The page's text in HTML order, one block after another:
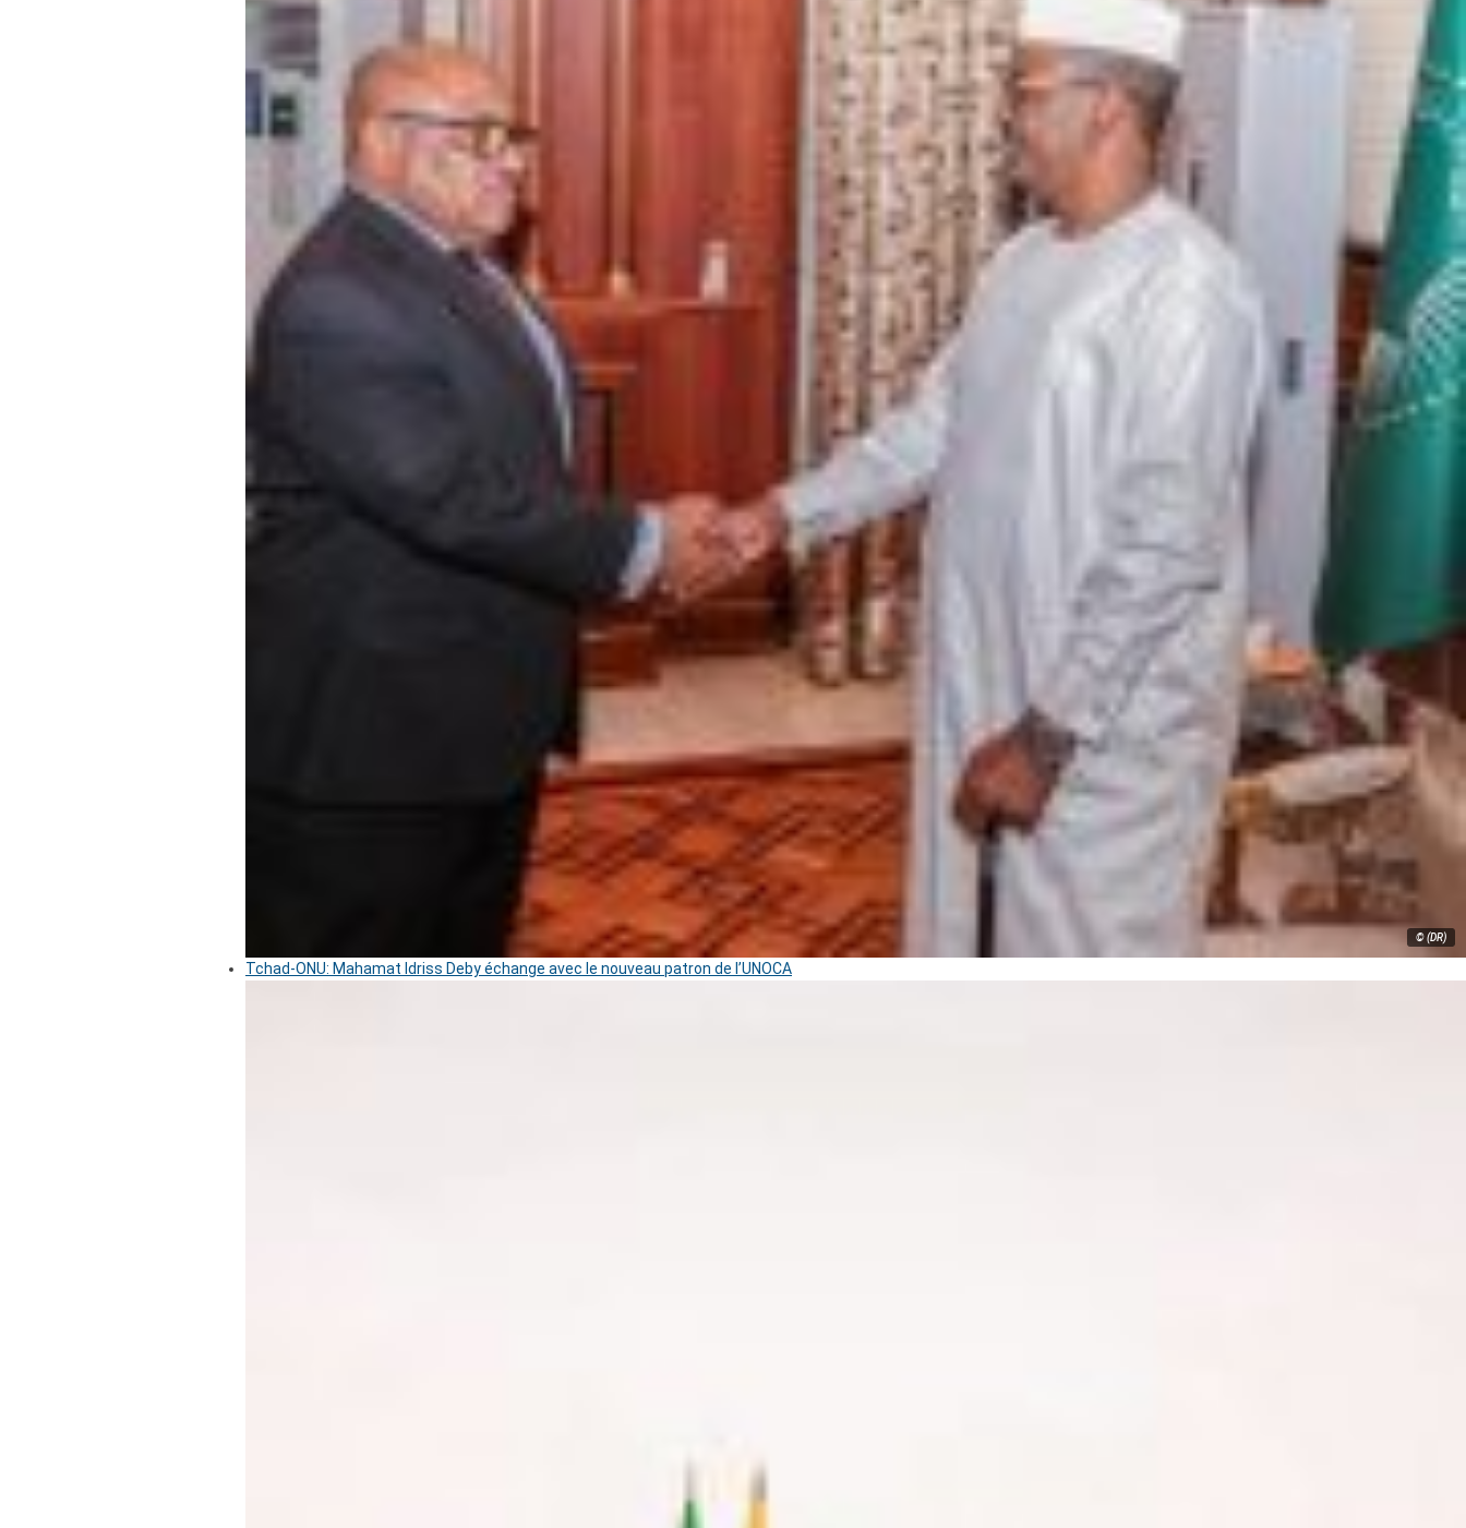
© (DR)
Tchad-ONU: Mahamat Idriss Deby échange avec le nouveau patron de l’UNOCA